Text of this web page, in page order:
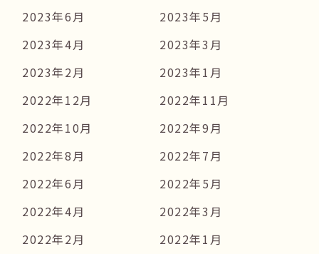
2023年6月
2023年5月
2023年4月
2023年3月
2023年2月
2023年1月
2022年12月
2022年11月
2022年10月
2022年9月
2022年8月
2022年7月
2022年6月
2022年5月
2022年4月
2022年3月
2022年2月
2022年1月